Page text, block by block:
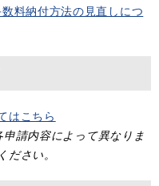
数料納付方法の見直しにつ
はこちら
請内容によって異なりま
さい。